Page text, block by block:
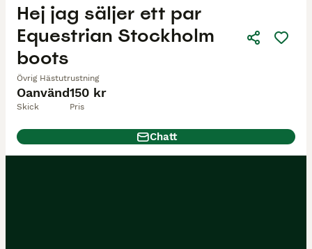
Oanvänd
Skick
150 kr
Pris
Hej jag säljer ett par
Equestrian Stockholm
boots
Övrig Hästutrustning
Chatt